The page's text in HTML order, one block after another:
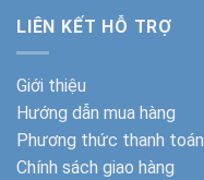
LIÊN KẾT HỖ TRỢ
Giới thiệu
Hướng dẫn mua hàng
Phương thức thanh toán
Chính sách giao hàng